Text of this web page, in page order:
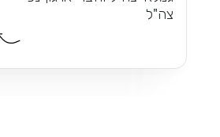
צה"ל